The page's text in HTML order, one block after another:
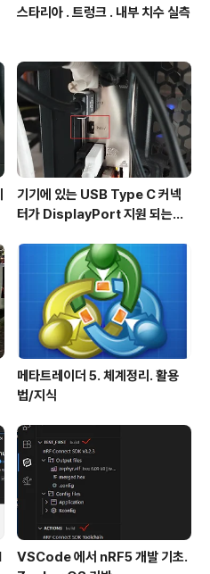
스타리아 . 트렁크 . 내부 치수 실측
기기에 있는 USB Type C 커넥
터가 DisplayPort 지원 되는지
메타트레이더 5. 체계정리. 활용
법/지식
VSCode 에서 nRF5 개발 기초.